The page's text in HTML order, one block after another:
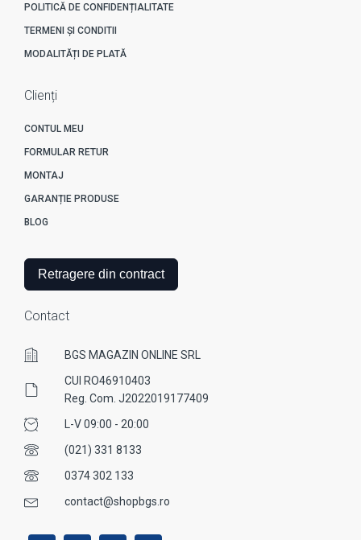
POLITICĂ DE CONFIDENȚIALITATE
TERMENI ȘI CONDITII
MODALITĂȚI DE PLATĂ
Clienți
CONTUL MEU
FORMULAR RETUR
MONTAJ
GARANȚIE PRODUSE
BLOG
Retragere din contract
Contact
BGS MAGAZIN ONLINE SRL
CUI RO46910403
Reg. Com. J2022019177409
L-V 09:00 - 20:00
(021) 331 8133
0374 302 133
contact@shopbgs.ro